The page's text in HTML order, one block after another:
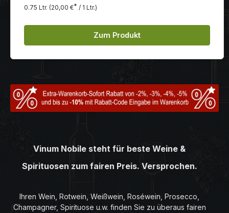
0.75 Ltr. (20,00 €* / 1 Ltr.)
Zum Produkt
Vinum Nobile steht für beste Weine &
Spirituosen zum fairen Preis. Versprochen.
Ihren Wein, Rotwein, Weißwein, Roséwein, Prosecco,
Champagner, Spirituose u.w. finden Sie zu überaus fairen